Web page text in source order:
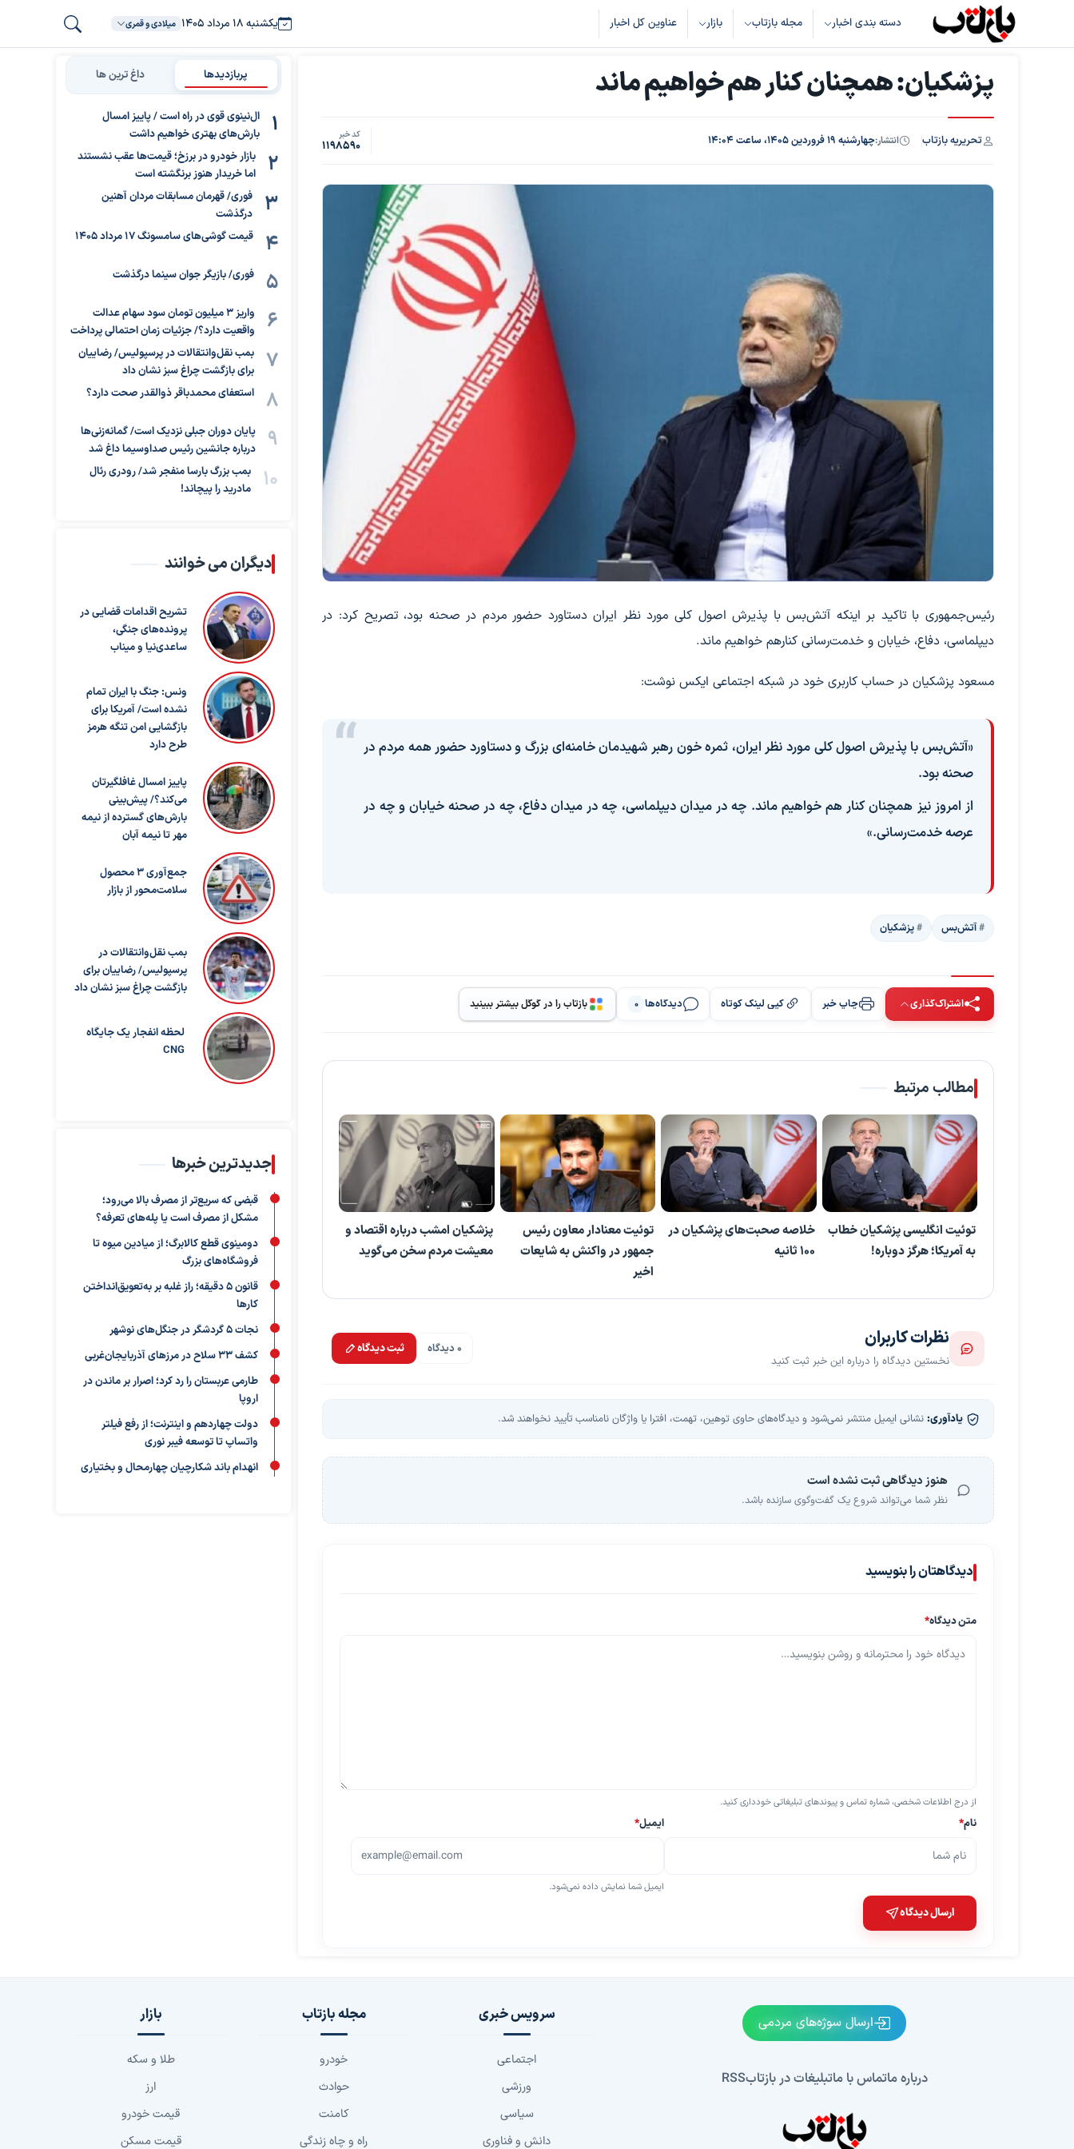
دسته بندی اخبار مجله بازتاب بازار عناوین کل اخبار یکشنبه ۱۸ مرداد ۱۴۰۵ میلادی و قمری
پزشکیان: همچنان کنار هم خواهیم ماند
تحریریه بازتاب انتشار:چهارشنبه ۱۹ فروردین ۱۴۰۵، ساعت ۱۴:۰۴ کد خبر
1198590
رئیس‌جمهوری با تاکید بر اینکه آتش‌بس با پذیرش اصول کلی مورد نظر ایران دستاورد حضور مردم در صحنه بود، تصریح کرد: در
دیپلماسی، دفاع، خیابان و خدمت‌رسانی کنارهم خواهیم ماند.
مسعود پزشکیان در حساب کاربری خود در شبکه اجتماعی ایکس نوشت:
«‏آتش‌بس با پذیرش اصول کلی مورد نظر ایران، ثمره خون رهبر شهیدمان خامنه‌ای بزرگ و دستاورد حضور همه مردم در
صحنه بود.
از امروز نیز همچنان کنار هم خواهیم ماند. چه در میدان دیپلماسی، چه در میدان دفاع، چه در صحنه خیابان و چه در
عرصه خدمت‌رسانی.»
آتش‌بس پزشکیان
اشتراک‌گذاری چاپ خبر کپی لینک کوتاه دیدگاه‌ها 0 بازتاب را در گوگل بیشتر ببینید
مطالب مرتبط
توئیت انگلیسی پزشکیان خطاب
به آمریکا؛ هرگز دوباره!
خلاصه صحبت‌های پزشکیان در
۱۰۰ ثانیه
توئیت معنادار معاون رئیس
جمهور در واکنش به شایعات
اخیر
پزشکیان امشب درباره اقتصاد و
معیشت مردم سخن می‌گوید
نظرات کاربران
نخستین دیدگاه را درباره این خبر ثبت کنید
0 دیدگاه ثبت دیدگاه
یادآوری: نشانی ایمیل منتشر نمی‌شود و دیدگاه‌های حاوی توهین، تهمت، افترا یا واژگان نامناسب تأیید نخواهند شد.
هنوز دیدگاهی ثبت نشده است
نظر شما می‌تواند شروع یک گفت‌وگوی سازنده باشد.
دیدگاهتان را بنویسید
متن دیدگاه*
از درج اطلاعات شخصی، شماره تماس و پیوندهای تبلیغاتی خودداری کنید.
نام* ایمیل*
ایمیل شما نمایش داده نمی‌شود.
ارسال دیدگاه
پربازدیدها داغ ترین ها
ال‌نینوی قوی در راه است / پاییز امسال
بارش‌های بهتری خواهیم داشت
بازار خودرو در برزخ؛ قیمت‌ها عقب نشستند
اما خریدار هنوز برنگشته است
فوری/ قهرمان مسابقات مردان آهنین
درگذشت
قیمت گوشی‌های سامسونگ 17 مرداد 1405
فوری/ بازیگر جوان سینما درگذشت
واریز ۳ میلیون تومان سود سهام عدالت
واقعیت دارد؟/ جزئیات زمان احتمالی پرداخت
بمب نقل‌وانتقالات در پرسپولیس/ رضاییان
برای بازگشت چراغ سبز نشان داد
استعفای محمدباقر ذوالقدر صحت دارد؟
پایان دوران جبلی نزدیک است/ گمانه‌زنی‌ها
درباره جانشین رئیس صداوسیما داغ شد
بمب بزرگ بارسا منفجر شد/ رودری رئال
مادرید را پیچاند!
دیگران می خوانند
تشریح اقدامات قضایی در
پرونده‌های جنگی،
ساعدی‌نیا و میناب
ونس: جنگ با ایران تمام
نشده است/ آمریکا برای
بازگشایی امن تنگه هرمز
طرح دارد
پاییز امسال غافلگیرتان
می‌کند؟/ پیش‌بینی
بارش‌های گسترده از نیمه
مهر تا نیمه آبان
جمع‌آوری ۳ محصول
سلامت‌محور از بازار
بمب نقل‌وانتقالات در
پرسپولیس/ رضاییان برای
بازگشت چراغ سبز نشان داد
لحظه انفجار یک جایگاه
CNG
جدیدترین خبرها
قبضی که سریع‌تر از مصرف بالا می‌رود؛
مشکل از مصرف است یا پله‌های تعرفه؟
دومینوی قطع کالابرگ؛ از میادین میوه تا
فروشگاه‌های بزرگ
قانون ۵ دقیقه؛ راز غلبه بر به‌تعویق‌انداختن
کارها
نجات ۵ گردشگر در جنگل‌های نوشهر
کشف ۳۳ سلاح در مرزهای آذربایجان‌غربی
طارمی عربستان را رد کرد؛ اصرار بر ماندن در
اروپا
دولت چهاردهم و اینترنت؛ از رفع فیلتر
واتساپ تا توسعه فیبر نوری
انهدام باند شکارچیان چهارمحال و بختیاری
ارسال سوژه‌های مردمی
درباره ماتماس با ماتبلیغات در بازتابRSS
سرویس خبری
اجتماعی
ورزشی
سیاسی
دانش و فناوری
مجله بازتاب
خودرو
حوادث
کامنت
راه و چاه زندگی
بازار
طلا و سکه
ارز
قیمت خودرو
قیمت مسکن